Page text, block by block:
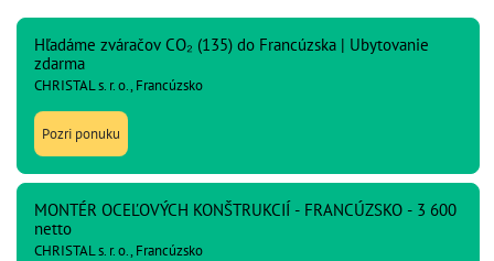
Hľadáme zváračov CO₂ (135) do Francúzska | Ubytovanie
zdarma
CHRISTAL s. r. o., Francúzsko
Pozri ponuku
MONTÉR OCEĽOVÝCH KONŠTRUKCIÍ - FRANCÚZSKO - 3 600
netto
CHRISTAL s. r. o., Francúzsko